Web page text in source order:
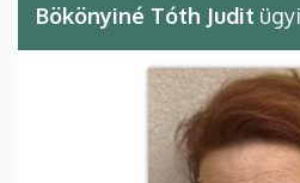
Bökönyiné Tóth Judit